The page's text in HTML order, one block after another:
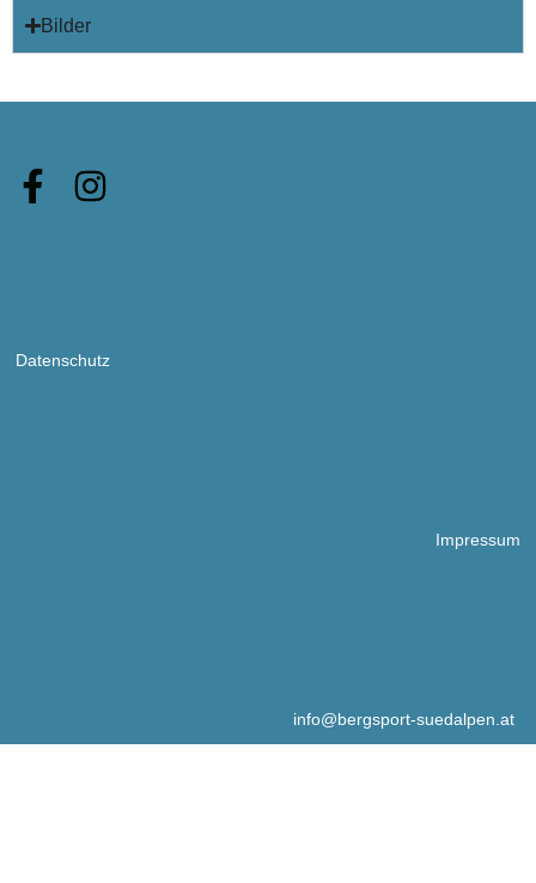
Bilder
info@bergsport-suedalpen.at
Impressum
Datenschutz